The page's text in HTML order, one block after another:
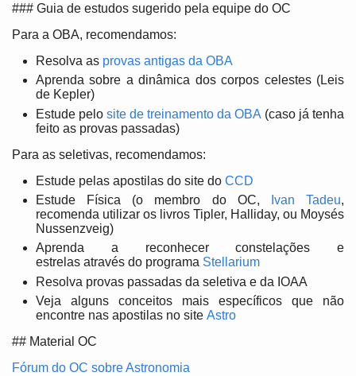
### Guia de estudos sugerido pela equipe do OC
Para a OBA, recomendamos:
Resolva as provas antigas da OBA
Aprenda sobre a dinâmica dos corpos celestes (Leis
de Kepler)
Estude pelo site de treinamento da OBA (caso já tenha
feito as provas passadas)
Para as seletivas, recomendamos:
Estude pelas apostilas do site do CCD
Estude Física (o membro do OC,
Ivan Tadeu,
recomenda utilizar os livros Tipler, Halliday, ou Moysés
Nussenzveig)
Aprenda a reconhecer constelações e
estrelas através do programa Stellarium
Resolva provas passadas da seletiva e da IOAA
Veja alguns conceitos mais específicos que não
encontre nas apostilas no site Astro
## Material OC
Fórum do OC sobre Astronomia